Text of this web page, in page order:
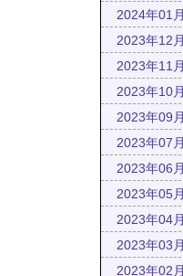
2024年01月
2023年12月
2023年11月
2023年10月
2023年09月
2023年07月
2023年06月
2023年05月
2023年04月
2023年03月
2023年02月